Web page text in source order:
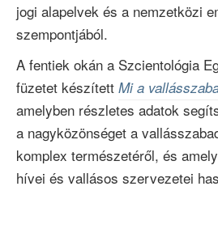
jogi alapelvek és a nemzetközi
szempontjából.
A fentiek okán a Szcientológia
füzetet készített Mi a
amelyben részletes adatok
a nagyközönséget a
komplex természetéről, és
hívei és vallásos szervezetei